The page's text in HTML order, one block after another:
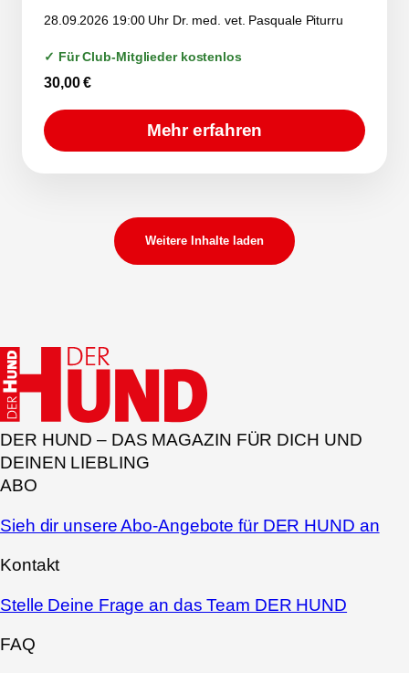
28.09.2026 19:00 Uhr Dr. med. vet. Pasquale Piturru
✓ Für Club-Mitglieder kostenlos
30,00€
Mehr erfahren
Weitere Inhalte laden
DER HUND – DAS MAGAZIN FÜR DICH UND
DEINEN LIEBLING
ABO
Sieh dir unsere Abo-Angebote für DER HUND an
Kontakt
Stelle Deine Frage an das Team DER HUND
FAQ